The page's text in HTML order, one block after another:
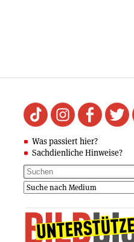
Was passiert hier?
Sachdienliche Hinweise?